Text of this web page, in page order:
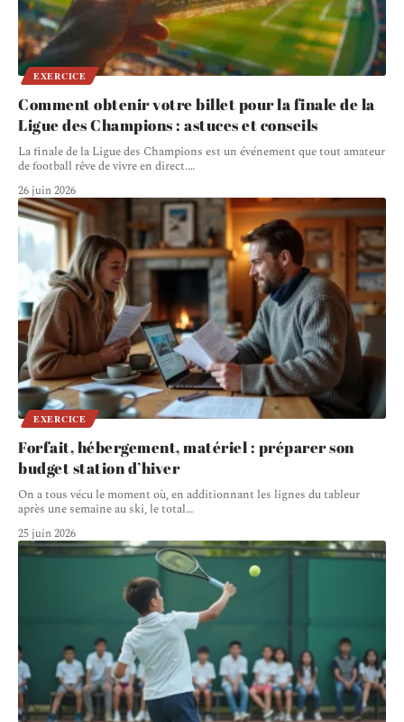
EXERCICE
Comment obtenir votre billet pour la finale de la
Ligue des Champions : astuces et conseils
La finale de la Ligue des Champions est un événement que tout amateur
de football rêve de vivre en direct.…
26 juin 2026
EXERCICE
Forfait, hébergement, matériel : préparer son
budget station d’hiver
On a tous vécu le moment où, en additionnant les lignes du tableur
après une semaine au ski, le total…
25 juin 2026